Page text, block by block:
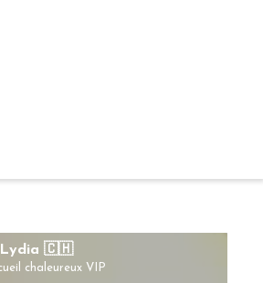
Lydia 🇨🇭
chaleureux VIP